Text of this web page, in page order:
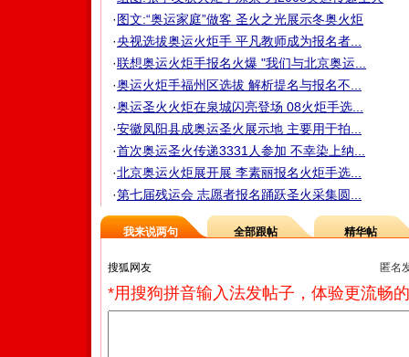
·图文:“奥运家庭”做客 圣火之光展示冬奥火炬
·央视选拔奥运火炬手 平凡教师成为报名者...
·联想奥运火炬手报名火爆 "我们与北京奥运...
·奥运火炬手福州区选拔 解析提名与报名不...
·奥运圣火火炬在泉城闪亮登场 08火炬手选...
·安徽凤阳县成奥运圣火展示地 主要用于拍...
·首次奥运圣火传递3331人参加 不幸染上纳...
·北京奥运火炬展开展 李素丽报名火炬手选...
·第七届残运会 志愿者报名踊跃圣火采集圆...
我来说两句 全部跟帖 精华帖
匿名
*用搜狗拼音输入法发帖子，体验更流畅